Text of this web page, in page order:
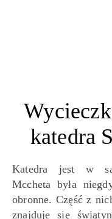
katedra
Katedra jest w
Mccheta była
obronne. Część z
znajduje się